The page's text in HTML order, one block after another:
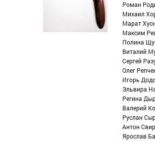
Роман
Михаил
Марат
Максим
Полина
Виталий
Сергей
Олег
Игорь
Эльвира
Регина
Валерий
Руслан
Антон
Ярослав